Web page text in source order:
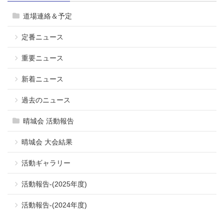
道場連絡＆予定
定番ニュース
重要ニュース
新着ニュース
過去のニュース
晴城会 活動報告
晴城会 大会結果
活動ギャラリー
活動報告-(2025年度)
活動報告-(2024年度)